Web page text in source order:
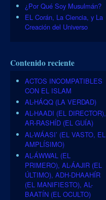
¿Por Qué Soy Musulmán?
EL Corán, La Ciencia, y La
Creación del Universo
Contenido reciente
ACTOS INCOMPATIBLES
CON EL ISLAM
AL-HÁQQ (LA VERDAD)
AL-HAADI (EL DIRECTOR),
AR-RASHÍD (EL GUÍA)
AL-WÁASI’ (EL VASTO, EL
AMPLÍSIMO)
AL-ÁWWAL (EL
PRIMERO), AL-ÁAJIR (EL
ÚLTIMO), ADH-DHAAHÍR
(EL MANIFIESTO), AL-
BAATÍN (EL OCULTO)